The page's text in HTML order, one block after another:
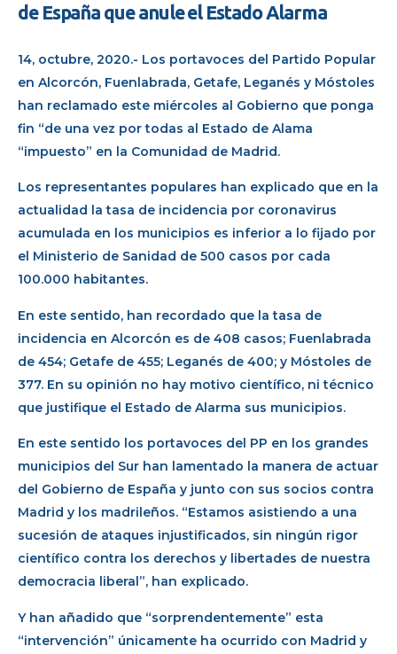
de España que anule el Estado Alarma
14, octubre, 2020.- Los portavoces del Partido Popular
en Alcorcón, Fuenlabrada, Getafe, Leganés y Móstoles
han reclamado este miércoles al Gobierno que ponga
fin “de una vez por todas al Estado de Alama
“impuesto” en la Comunidad de Madrid.
Los representantes populares han explicado que en la
actualidad la tasa de incidencia por coronavirus
acumulada en los municipios es inferior a lo fijado por
el Ministerio de Sanidad de 500 casos por cada
100.000 habitantes.
En este sentido, han recordado que la tasa de
incidencia en Alcorcón es de 408 casos; Fuenlabrada
de 454; Getafe de 455; Leganés de 400; y Móstoles de
377. En su opinión no hay motivo científico, ni técnico
que justifique el Estado de Alarma sus municipios.
En este sentido los portavoces del PP en los grandes
municipios del Sur han lamentado la manera de actuar
del Gobierno de España y junto con sus socios contra
Madrid y los madrileños. “Estamos asistiendo a una
sucesión de ataques injustificados, sin ningún rigor
científico contra los derechos y libertades de nuestra
democracia liberal”, han explicado.
Y han añadido que “sorprendentemente” esta
“intervención” únicamente ha ocurrido con Madrid y